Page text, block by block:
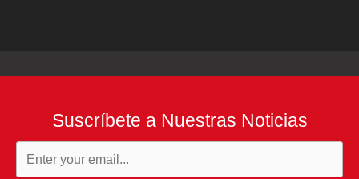
Suscríbete a Nuestras Noticias